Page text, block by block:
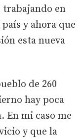
trabajando en
y ahora que
esta nueva
de 260
hay poca
En mi caso me
y que la